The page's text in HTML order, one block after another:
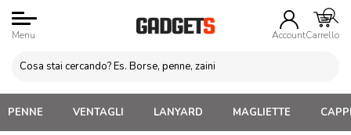
Menu AccountCarrello
PENNE VENTAGLI LANYARD MAGLIETTE